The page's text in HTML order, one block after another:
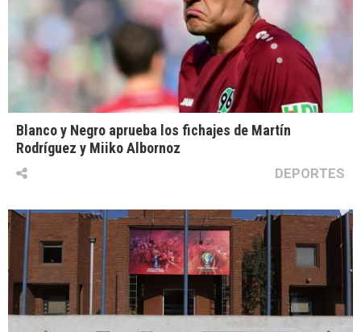
Blanco y Negro aprueba los fichajes de Martín
Rodríguez y Miiko Albornoz
DEPORTES